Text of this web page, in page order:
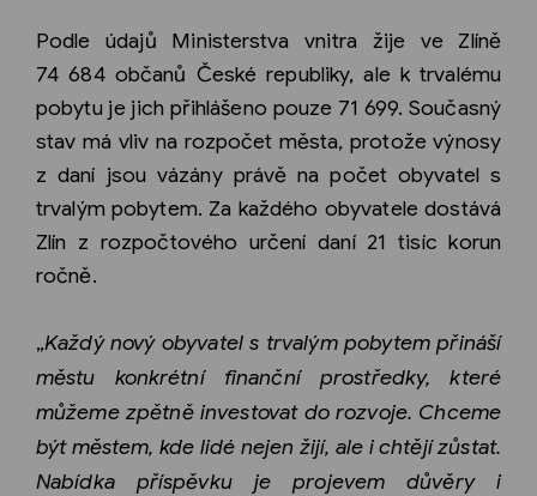
Podle údajů Ministerstva vnitra žije ve Zlíně
74 684 občanů České republiky, ale k trvalému
pobytu je jich přihlášeno pouze 71 699. Současný
stav má vliv na rozpočet města, protože výnosy
z daní jsou vázány právě na počet obyvatel s
trvalým pobytem. Za každého obyvatele dostává
Zlín z rozpočtového určení daní 21 tisíc korun
ročně.
„Každý nový obyvatel s trvalým pobytem přináší
městu konkrétní finanční prostředky, které
můžeme zpětně investovat do rozvoje. Chceme
být městem, kde lidé nejen žijí, ale i chtějí zůstat.
Nabídka příspěvku je projevem důvěry i